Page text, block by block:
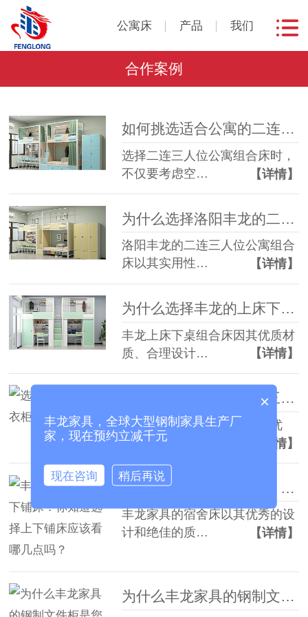
公寓床 产品 我们
合作案例
如何挑选适合公寓的二连三人位组合床？
选择二连三人位公寓组合床时，
不仅要考虑空…
【详情】
为什么选择洛阳丰龙的二连三人位公寓组合床？
洛阳丰龙的二连三人位公寓组合
床以其实用性…
【详情】
为什么选择丰龙的上床下桌组合床？
丰龙上床下桌组合床因其优质材
质、合理设计…
【详情】
选择丰龙家具更衣柜的三大理由
丰龙家具的更衣柜不仅外观优
美，设计合理，…
【详情】
丰龙家具的宿舍床以其优秀的设
计和绝佳的质…
【详情】
为什么丰龙家具的钢制文件柜是您的最佳选择？
×
丰龙家具，全球大型钢制家具生产厂
家，现在预约立减千元
现在咨询 稍后再说